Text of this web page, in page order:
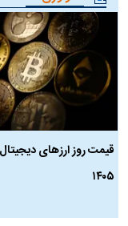
۱۴۰۵